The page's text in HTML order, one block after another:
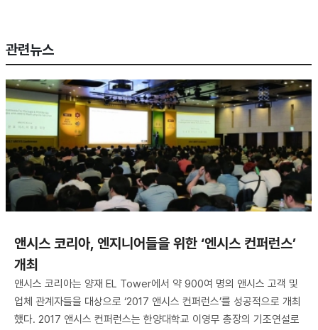
관련뉴스
앤시스 코리아, 엔지니어들을 위한 ‘엔시스 컨퍼런스’
개최
앤시스 코리아는 양재 EL Tower에서 약 900여 명의 앤시스 고객 및
업체 관계자들을 대상으로 ‘2017 앤시스 컨퍼런스’를 성공적으로 개최
했다. 2017 앤시스 컨퍼런스는 한양대학교 이영무 총장의 기조연설로